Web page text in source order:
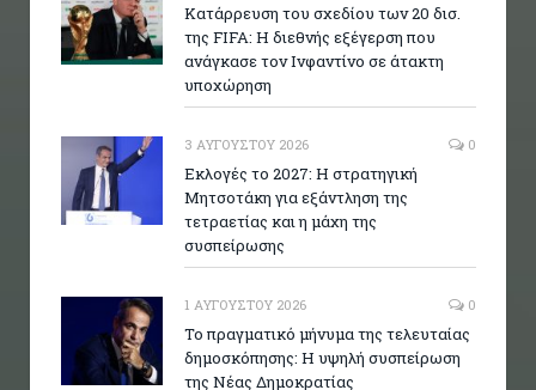
Κατάρρευση του σχεδίου των 20 δισ.
της FIFA: Η διεθνής εξέγερση που
ανάγκασε τον Ινφαντίνο σε άτακτη
υποχώρηση
3 ΑΥΓΟΎΣΤΟΥ 2026 0
Εκλογές το 2027: Η στρατηγική
Μητσοτάκη για εξάντληση της
τετραετίας και η μάχη της
συσπείρωσης
1 ΑΥΓΟΎΣΤΟΥ 2026 0
Το πραγματικό μήνυμα της τελευταίας
δημοσκόπησης: Η υψηλή συσπείρωση
της Νέας Δημοκρατίας